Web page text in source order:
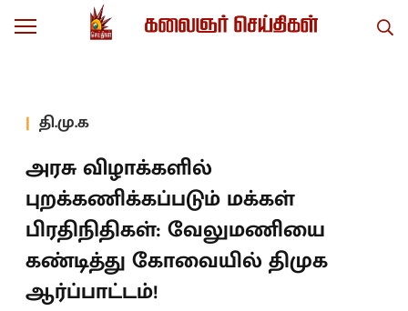
தி.மு.க
அரசு விழாக்களில்
புறக்கணிக்கப்படும் மக்கள்
பிரதிநிதிகள்: வேலுமணியை
கண்டித்து கோவையில் திமுக
ஆர்ப்பாட்டம்!